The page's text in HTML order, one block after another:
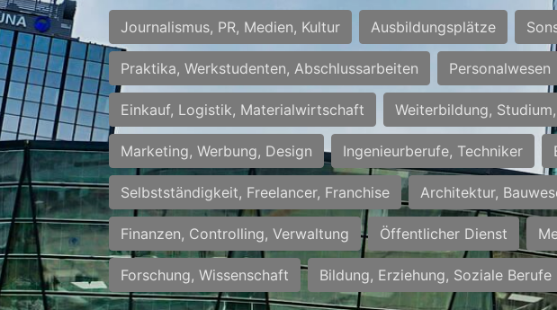
Journalismus, PR, Medien, Kultur Ausbildungsplätze
Praktika, Werkstudenten, Abschlussarbeiten Personalwesen
Einkauf, Logistik, Materialwirtschaft Weiterbildung,
Marketing, Werbung, Design Ingenieurberufe, Techniker
Selbstständigkeit, Freelancer, Franchise Architektur,
Finanzen, Controlling, Verwaltung Öffentlicher Dienst
Forschung, Wissenschaft Bildung, Erziehung, Soziale Berufe